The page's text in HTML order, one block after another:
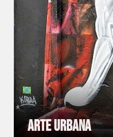
Arte Urbana